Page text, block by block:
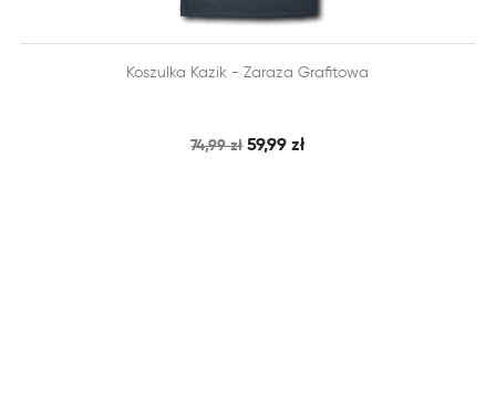
DODAJ DO KOSZYKA SZYBKI PODGLĄD
Koszulka Kazik - Zaraza Grafitowa
74,99 zł 59,99 zł